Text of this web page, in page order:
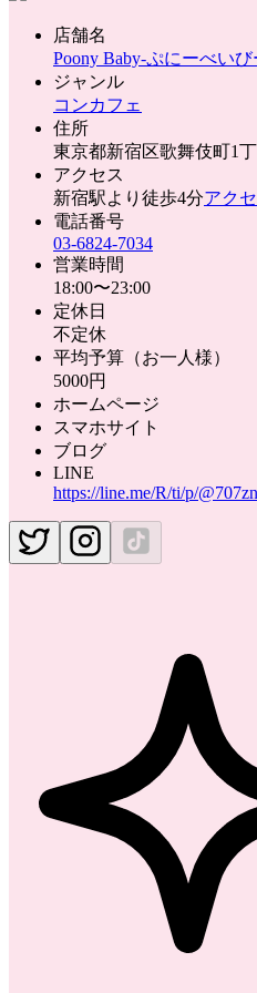
店舗名
Poony Baby-ぷにーべいび
ジャンル
コンカフェ
住所
東京都新宿区歌舞伎町1
アクセス
新宿駅より徒歩4分アク
電話番号
03-6824-7034
営業時間
18:00〜23:00
定休日
不定休
平均予算（お一人様）
5000円
ホームページ
スマホサイト
ブログ
LINE
https://line.me/R/ti/p/